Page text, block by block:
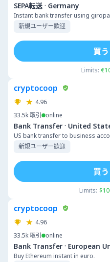
SEPA転送 · Germany
Instant bank transfer using
新規ユーザー歓迎
Limits:
買う
cryptocoop
4.96
33.5k取引 online
Bank Transfer · United
US bank transfer to business
新規ユーザー歓迎
Limits:
買う
cryptocoop
4.96
33.5k取引 online
Bank Transfer · European
Buy Ethereum instant in euro.